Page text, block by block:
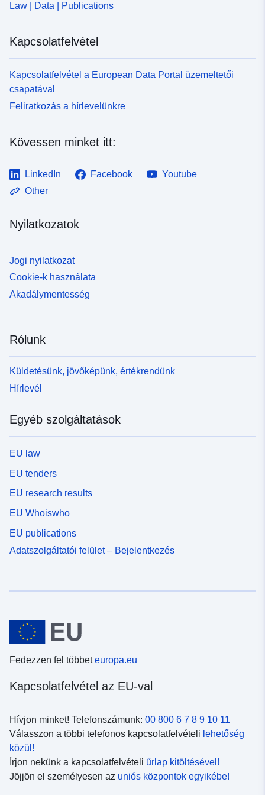
Law | Data | Publications
Kapcsolatfelvétel
Kapcsolatfelvétel a European Data Portal üzemeltetői
csapatával
Feliratkozás a hírlevelünkre
Kövessen minket itt:
LinkedIn Facebook
Youtube
Other
Nyilatkozatok
Jogi nyilatkozat
Cookie-k használata
Akadálymentesség
Rólunk
Küldetésünk, jövőképünk, értékrendünk
Hírlevél
Egyéb szolgáltatások
EU law
EU tenders
EU research results
EU Whoiswho
EU publications
Adatszolgáltatói felület – Bejelentkezés
Fedezzen fel többeteuropa.eu
Kapcsolatfelvétel az EU-val
Hívjon minket! Telefonszámunk: 00 800 6 7 8 9 10 11
Válasszon a többi telefonos kapcsolatfelvételi lehetőség
közül!
Írjon nekünk a kapcsolatfelvételi űrlap kitöltésével!
Jöjjön el személyesen az uniós központok egyikébe!